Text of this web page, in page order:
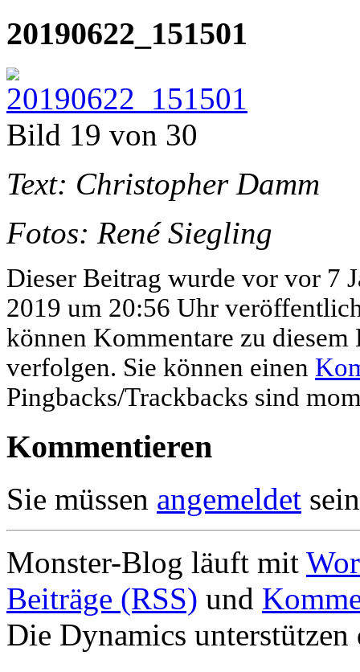
20190622_151501
Bild 19 von 30
Text: Christopher Damm
Fotos: René Siegling
Dieser Beitrag wurde vor vor 7
2019 um 20:56 Uhr
können Kommentare zu
verfolgen. Sie können einen
Pingbacks/Trackbacks sind
Kommentieren
Sie müssen angemeldet
Monster-Blog läuft mit
Beiträge (RSS) und
Die Dynamics